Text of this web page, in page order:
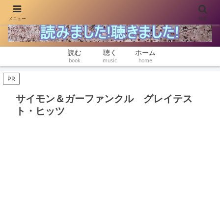
読む
book
聴く
music
ホーム
home
PR
サイモン＆ガーファンクル グレイテス
ト・ヒッツ
メニュー 検索